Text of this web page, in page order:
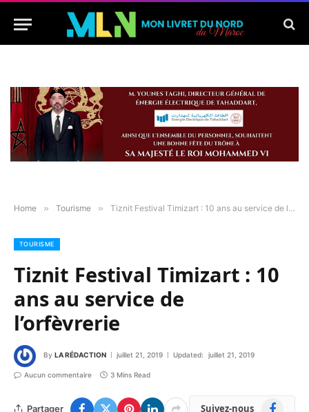
Home » Tourisme » Tiznit Festival Timizart : 10 ans au service de l’orfèvrerie
TOURISME
Tiznit Festival Timizart : 10
ans au service de
l’orfèvrerie
By LA RÉDACTION juillet 21, 2019 Updated: juillet 21, 2019
Aucun commentaire 3 Mins Read
Partager Suivez-nous Facebook